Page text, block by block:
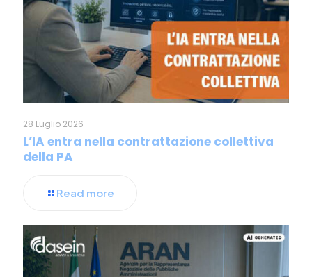
28 Luglio 2026
L’IA entra nella contrattazione collettiva
della PA
Read more